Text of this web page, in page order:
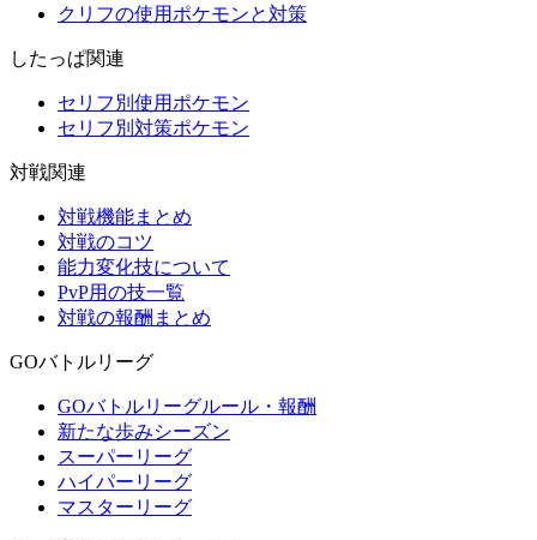
クリフの使用ポケモンと対策
したっぱ関連
セリフ別使用ポケモン
セリフ別対策ポケモン
対戦関連
対戦機能まとめ
対戦のコツ
能力変化技について
PvP用の技一覧
対戦の報酬まとめ
GOバトルリーグ
GOバトルリーグルール・報酬
新たな歩みシーズン
スーパーリーグ
ハイパーリーグ
マスターリーグ